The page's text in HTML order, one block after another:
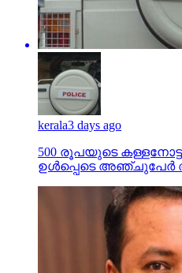
kerala3 days ago
500 രൂപയുടെ
ഉള്‍പ്പെടെ അഞ്ചുപേര്‍